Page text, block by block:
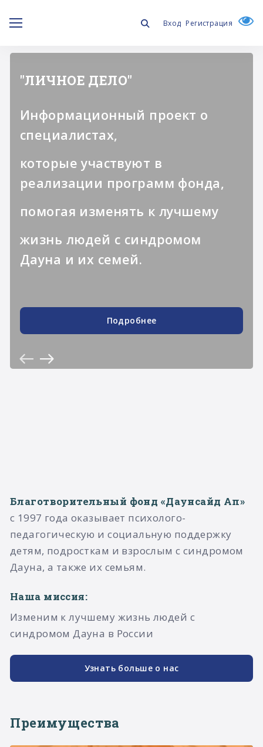
Вход Регистрация
"ЛИЧНОЕ ДЕЛО"
Информационный проект о
специалистах,
которые участвуют в
реализации программ фонда,
помогая изменять к лучшему
жизнь людей с синдромом
Дауна и их семей.
Подробнее
Благотворительный фонд «Даунсайд Ап»
с 1997 года оказывает психолого-
педагогическую и социальную поддержку
детям, подросткам и взрослым с синдромом
Дауна, а также их семьям.​
Наша миссия:
Изменим к лучшему жизнь людей с
синдромом Дауна в России
Узнать больше о нас
Преимущества